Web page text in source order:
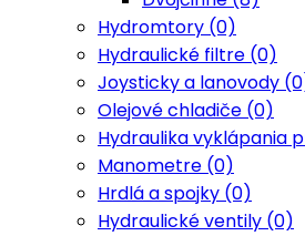
Hydromtory (0)
Hydraulické filtre (0)
Joysticky a lanovody
Olejové chladiče (0)
Hydraulika vyklápania
Manometre (0)
Hrdlá a spojky (0)
Hydraulické ventily (0)